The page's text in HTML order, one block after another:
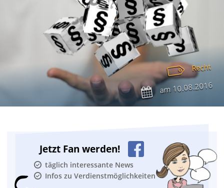
Recht
am10.08.2016
Jetzt Fan werden!
täglich interessante News
Infos zu Verdienstmöglichkeiten